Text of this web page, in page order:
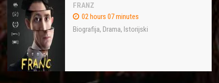
FRANZ
02 hours 07 minutes
Biografija, Drama, Istorijski